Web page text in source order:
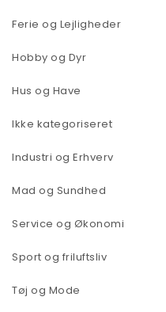
Ferie og Lejligheder
Hobby og Dyr
Hus og Have
Ikke kategoriseret
Industri og Erhverv
Mad og Sundhed
Service og Økonomi
Sport og friluftsliv
Tøj og Mode